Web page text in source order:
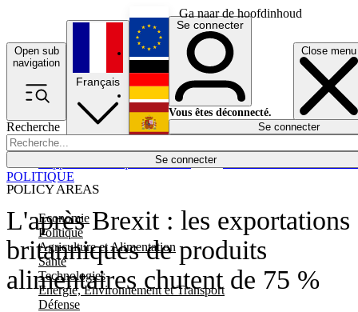
Ga naar de hoofdinhoud
Open sub
navigation
Close menu
Recherche
Se connecter
POLICY AREAS
Economie
Politique
Agriculture et Alimentation
Santé
Technologies
Energie, Environnement et Transport
Défense
Économie
Français
English
Deutsch
Español
Se connecter
Vous êtes déconnecté.
Se connecter
L'après Brexit : les exportations
britanniques de produits
alimentaires chutent de 75 %
POLITIQUE